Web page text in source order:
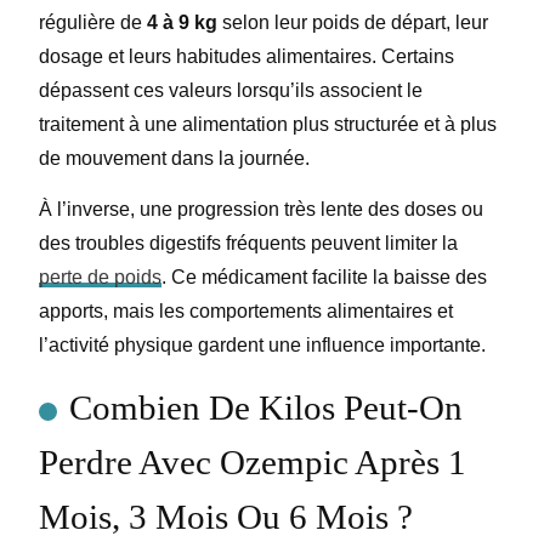
régulière de 4 à 9 kg selon leur poids de départ, leur
dosage et leurs habitudes alimentaires. Certains
dépassent ces valeurs lorsqu’ils associent le
traitement à une alimentation plus structurée et à plus
de mouvement dans la journée.
À l’inverse, une progression très lente des doses ou
des troubles digestifs fréquents peuvent limiter la
perte de poids. Ce médicament facilite la baisse des
apports, mais les comportements alimentaires et
l’activité physique gardent une influence importante.
Combien De Kilos Peut-On
Perdre Avec Ozempic Après 1
Mois, 3 Mois Ou 6 Mois ?